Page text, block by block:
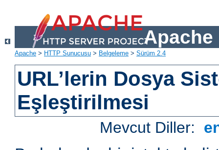
Apache
Apache > HTTP Sunucusu > Belgeleme > Sürüm 2.4
URL’lerin Dosya
Eşleştirilmesi
Mevcut Diller: